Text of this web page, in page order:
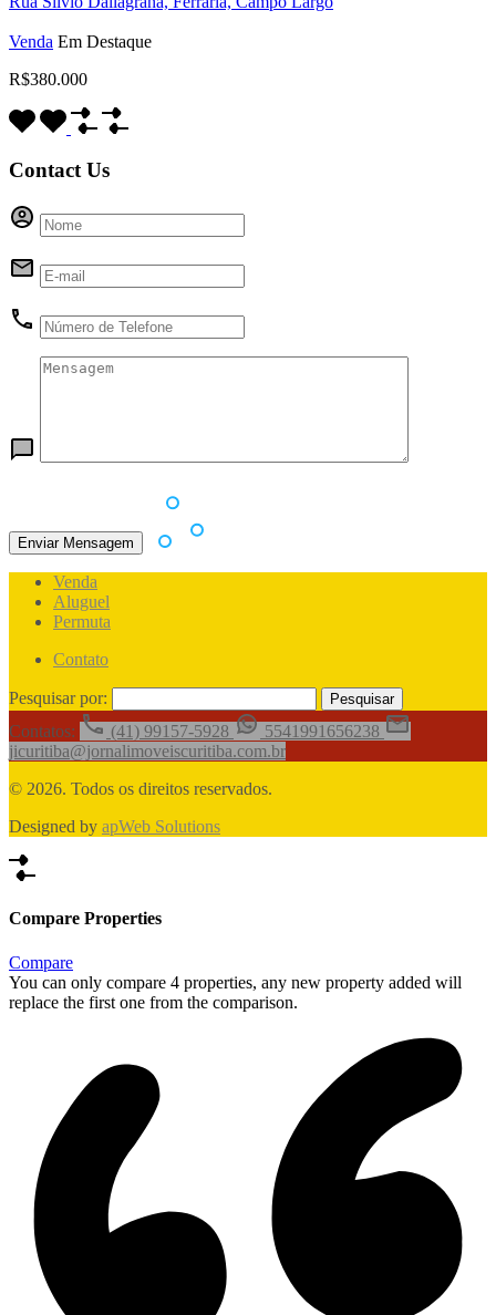
Venda Em Destaque
R$380.000
Contact Us
Venda
Aluguel
Permuta
Contato
Pesquisar por:
Contatos:
(41) 99157-5928
5541991656238
jicuritiba@jornalimoveiscuritiba.com.br
© 2026. Todos os direitos reservados.
Designed by apWeb Solutions
Compare Properties
Compare
You can only compare 4 properties, any new property added will
replace the first one from the comparison.